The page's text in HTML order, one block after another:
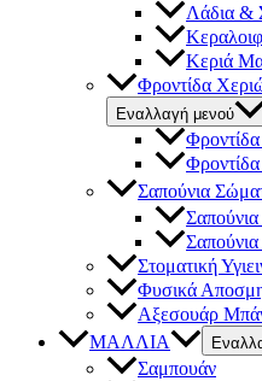
Λάδια &
Κεριά
Φροντίδα
Εναλλαγή μενού
Σαπούνια
Στοματική
Φυσικά
Αξεσουάρ
ΜΑΛΛΙΑ
Σαμπουάν